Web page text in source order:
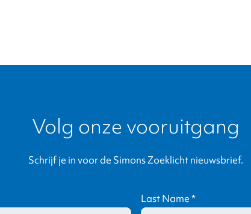
Volg onze vooruitgang
Schrijf je in voor de Simons Zoeklicht nieuwsbrief.
Last Name*